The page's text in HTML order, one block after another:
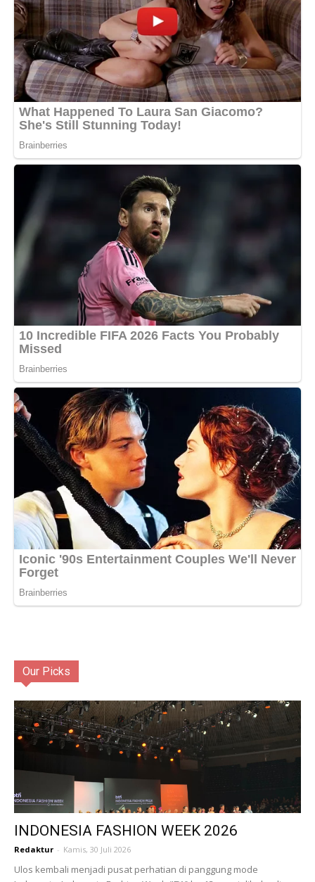
Our Picks
INDONESIA FASHION WEEK 2026
Redaktur - Kamis, 30 Juli 2026
Ulos kembali menjadi pusat perhatian di panggung mode